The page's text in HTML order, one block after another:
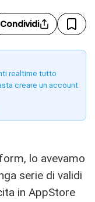
Condividi
realtime tutto
creare un account
lo avevamo
serie di validi
in AppStore